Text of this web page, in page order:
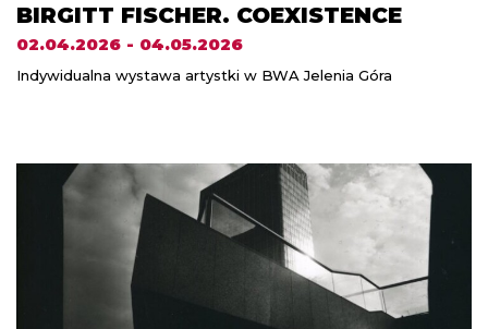
BIRGITT FISCHER. COEXISTENCE
02.04.2026 - 04.05.2026
Indywidualna wystawa artystki w BWA Jelenia Góra